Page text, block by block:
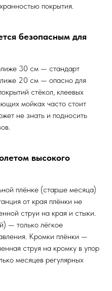
покрытия.
безопасным для
30 см — стандарт
20 см — опасно для
стёкол, клеевых
мойках часто стоит
не знать и подносить
высокого
плёнке (старше месяца)
от края плёнки не
струи на края и стыки.
— только лёгкое
Кромки плёнки —
струя на кромку в упор
месяцев регулярных